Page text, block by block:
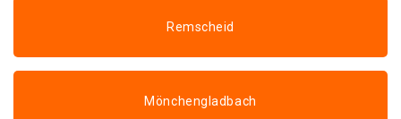
Remscheid
Mönchengladbach